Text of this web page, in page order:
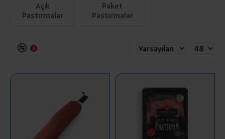
Açık
Pastırmalar
Paket
Pastırmalar
0